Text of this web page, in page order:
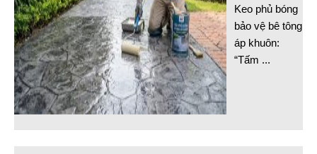
Keo phủ bóng
bảo vệ bê tông
áp khuôn:
“Tấm ...